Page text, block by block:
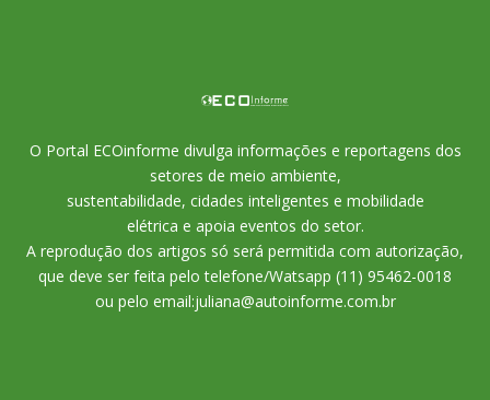
O Portal ECOinforme divulga informações e reportagens dos
setores de meio ambiente,
sustentabilidade, cidades inteligentes e mobilidade
elétrica e apoia eventos do setor.
A reprodução dos artigos só será permitida com autorização,
que deve ser feita pelo telefone/Watsapp (11) 95462-0018
ou pelo email:juliana@autoinforme.com.br